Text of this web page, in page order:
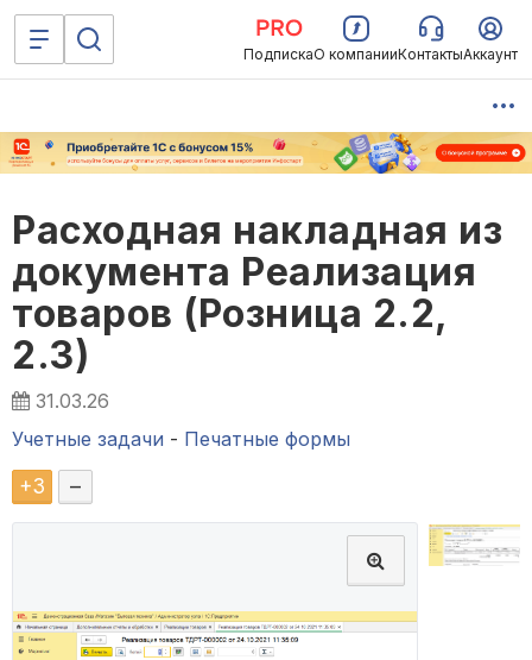
ПодпискаО компанииКонтактыАккаунт
Расходная накладная из
документа Реализация
товаров (Розница 2.2,
2.3)
31.03.26
Учетные задачи - Печатные формы
+3 –